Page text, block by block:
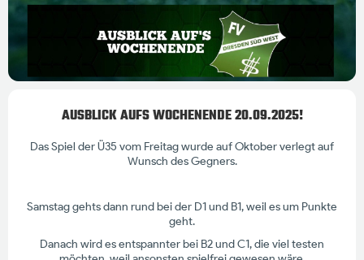
AUSBLICK AUFS WOCHENENDE 20.09.2025!
Das Spiel der ‍Ü35 vom Freitag wurde auf Oktober verlegt auf
Wunsch des Gegners.
Samstag gehts dann rund bei der D1 und B1, weil es um Punkte
geht.
Danach wird es entspannter bei B2 und C1, die viel testen